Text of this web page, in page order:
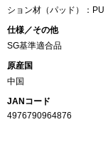
ション材（パッド）：PU
仕様／その他
SG基準適合品
原産国
中国
JANコード
4976790964876